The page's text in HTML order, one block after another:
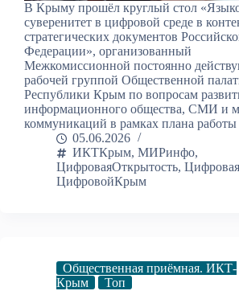
В Крыму прошёл круглый стол
суверенитет в цифровой среде в
стратегических документов
Федерации», организованный
Межкомиссионной постоянно
рабочей группой Общественной
Республики Крым по вопросам
информационного общества, СМИ и
коммуникаций в рамках плана
05.06.2026
ИКТКрым, МИРинфо,
ЦифроваяОткрытость,
ЦифровойКрым
Общественная приёмная. ИКТ-
Крым
Топ